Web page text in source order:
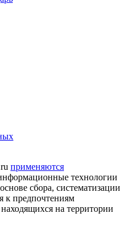
применяются
технологии
сбора, систематизации
к предпочтениям
на территории